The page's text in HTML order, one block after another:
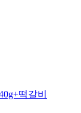
떡갈비